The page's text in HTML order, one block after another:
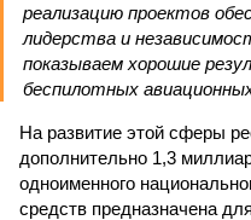
реализацию проектов
лидерства и
показываем хорошие
беспилотных
На развитие этой сферы
дополнительно 1,3
одноименного
средств предназначена